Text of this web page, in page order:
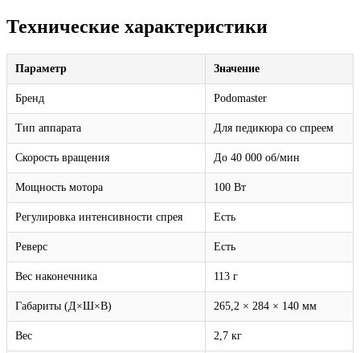
Технические характеристики
Параметр Значение
Бренд Podomaster
Тип аппарата Для педикюра со спреем
Скорость вращения До 40 000 об/мин
Мощность мотора 100 Вт
Регулировка интенсивности спрея Есть
Реверс Есть
Вес наконечника 113 г
Габариты (Д×Ш×В) 265,2 × 284 × 140 мм
Вес 2,7 кг